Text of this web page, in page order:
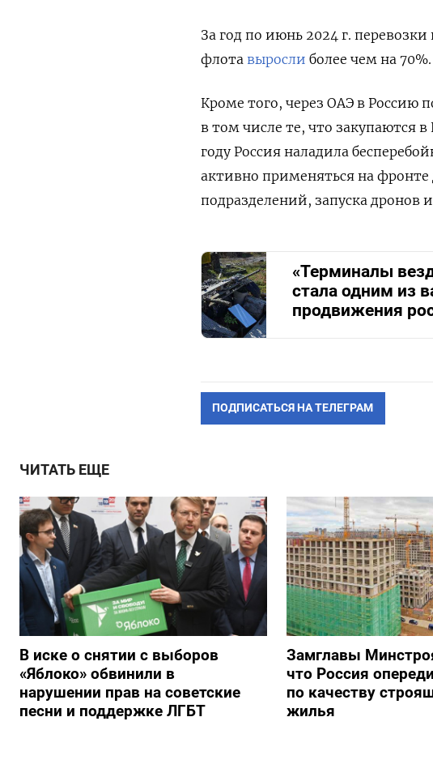
За год по июнь 2024 г.
флота выросли более чем на 70%.
Кроме того, через ОАЭ в Россию
в том числе те, что закупаются
году Россия наладила
активно применяться на
подразделений, запуска дронов
«Терминалы
стала одним из
продвижения
ПОДПИСАТЬСЯ НА ТЕЛЕГРАМ
ЧИТАТЬ ЕЩЕ
В иске о снятии с выборов
«Яблоко» обвинили в
нарушении прав на советские
песни и поддержке ЛГБТ
Замглавы
что Россия
по качеству
жилья